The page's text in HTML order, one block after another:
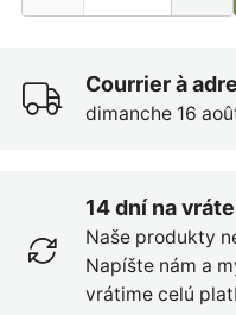
Courrier à
dimanche 16
14 dní na
Naše produkty
Napíšte nám a
vrátime celú